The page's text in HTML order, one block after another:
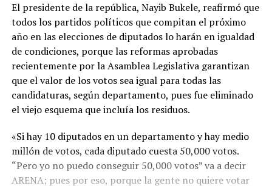
El presidente de la república, Nayib Bukele, reafirmó que
todos los partidos políticos que compitan el próximo
año en las elecciones de diputados lo harán en igualdad
de condiciones, porque las reformas aprobadas
recientemente por la Asamblea Legislativa garantizan
que el valor de los votos sea igual para todas las
candidaturas, según departamento, pues fue eliminado
el viejo esquema que incluía los residuos.
«Si hay 10 diputados en un departamento y hay medio
millón de votos, cada diputado cuesta 50,000 votos.
“Pero yo no puedo conseguir 50,000 votos” va a decir
ARENA; pues por eso, porque la gente no quiere votar